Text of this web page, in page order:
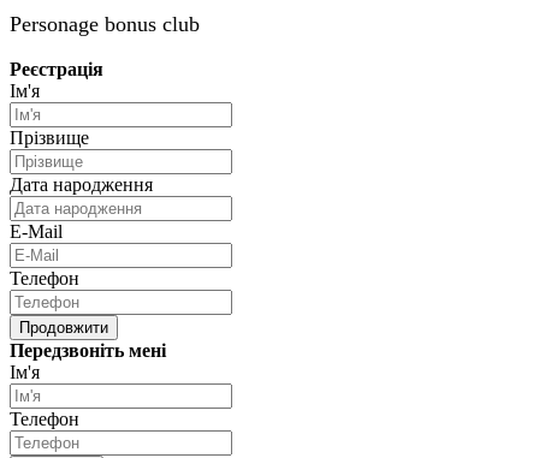
Personage bonus club
Реєстрація
Ім'я
Прізвище
Дата народження
E-Mail
Телефон
Продовжити
Передзвоніть мені
Ім'я
Телефон